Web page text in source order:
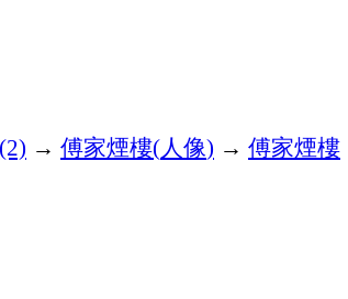
(2) → 傅家煙樓(人像) → 傅家煙樓